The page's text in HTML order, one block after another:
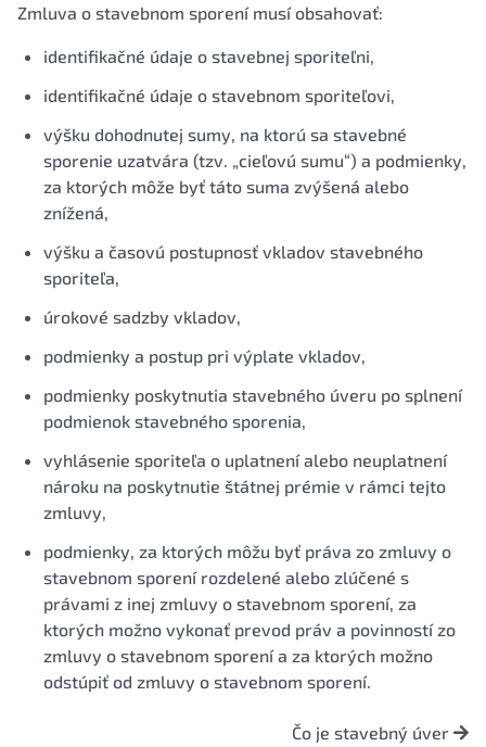
Zmluva o stavebnom sporení musí obsahovať:
identifikačné údaje o stavebnej sporiteľni,
identifikačné údaje o stavebnom sporiteľovi,
výšku dohodnutej sumy, na ktorú sa stavebné
sporenie uzatvára (tzv. „cieľovú sumu“) a podmienky,
za ktorých môže byť táto suma zvýšená alebo
znížená,
výšku a časovú postupnosť vkladov stavebného
sporiteľa,
úrokové sadzby vkladov,
podmienky a postup pri výplate vkladov,
podmienky poskytnutia stavebného úveru po splnení
podmienok stavebného sporenia,
vyhlásenie sporiteľa o uplatnení alebo neuplatnení
nároku na poskytnutie štátnej prémie v rámci tejto
zmluvy,
podmienky, za ktorých môžu byť práva zo zmluvy o
stavebnom sporení rozdelené alebo zlúčené s
právami z inej zmluvy o stavebnom sporení, za
ktorých možno vykonať prevod práv a povinností zo
zmluvy o stavebnom sporení a za ktorých možno
odstúpiť od zmluvy o stavebnom sporení.
Čo je stavebný úver